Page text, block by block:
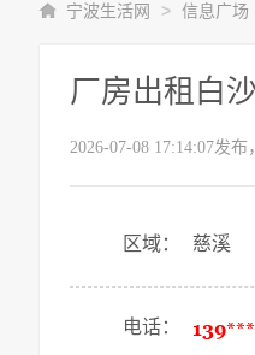
宁波生活网 > 信息广场
厂房出租白沙
2026-07-08 17:14:07发布，
区域： 慈溪
电话：